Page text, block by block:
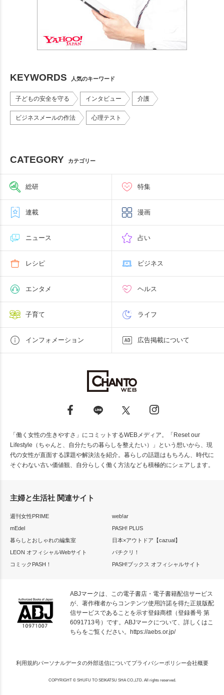
KEYWORDS 人気のキーワード
子どもの安全を守る インタビュー 介護
ビジネスメールの作法 心理テスト
CATEGORY カテゴリー
総研 特集
連載 漫画
ニュース 占い
レシピ ビジネス
エンタメ ヘルス
子育て ライフ
インフォメーション 広告掲載について
「働く女性の生きやすさ」にコミットするWEBメディア。「Reset our
Lifestyle（ちゃんと、自分たちの暮らしを整えたい）」という想いから、現
代の女性が直面する課題や解決法を紹介。暮らしの話題はもちろん、時代に
そぐわない古い価値観、自分らしく働く方法なども積極的にシェアします。
主婦と生活社 関連サイト
週刊女性PRIME
web!ar
mEdel
PASH! PLUS
暮らしとおしゃれの編集室
日本×アウトドア【cazual】
LEON オフィシャルWebサイト
パチクリ！
コミックPASH！
PASH!ブックス オフィシャルサイト
ABJマークは、この電子書店・電子書籍配信サービス
が、著作権者からコンテンツ使用許諾を得た正規版配
信サービスであることを示す登録商標（登録番号 第
6091713号）です。ABJマークについて、詳しくはこ
ちらをご覧ください。 https://aebs.or.jp/
利用規約パーソナルデータの外部送信についてプライバシーポリシー会社概要
COPYRIGHT © SHUFU TO SEIKATSU SHA CO.,LTD. All rights reserved.